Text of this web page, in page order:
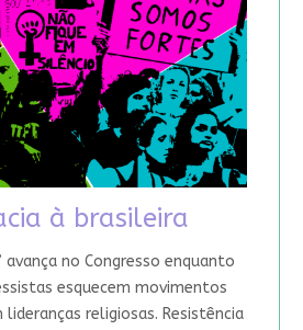
à brasileira
avança no Congresso enquanto
esquecem movimentos
religiosas. Resistência